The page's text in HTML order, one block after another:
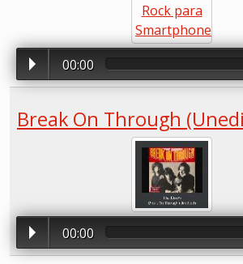
00:00
Break On Through
00:00